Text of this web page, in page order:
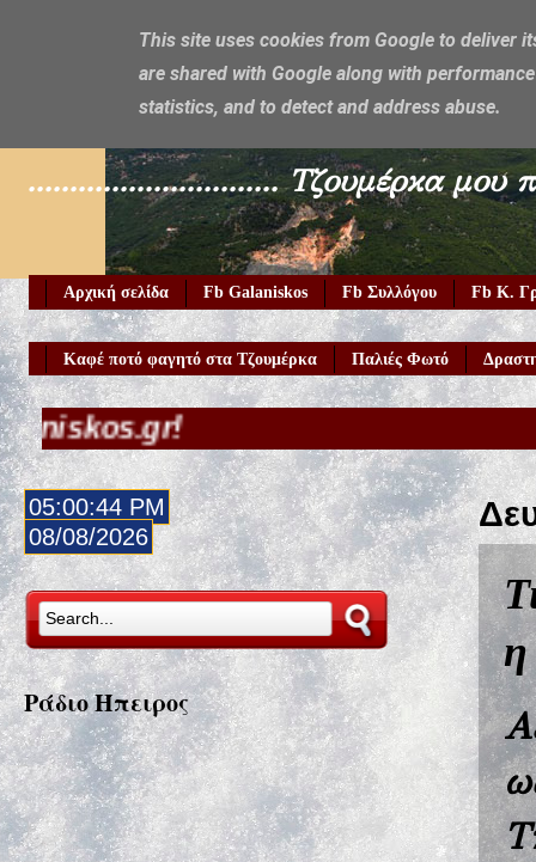
Galaniskos
.............................. Τζουμέρκα μου
Αρχική σελίδα Fb Galaniskos Fb Συλλόγου Fb Κ.
Καφέ ποτό φαγητό στα Τζουμέρκα Παλιές Φωτό
05:00:45 PM
08/08/2026
Ράδιο Ήπειρος
This site uses cookies from Google to deliver
are shared with Google along with
statistics, and to detect and address abuse.